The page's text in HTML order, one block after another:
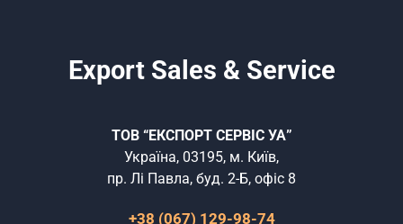
Export Sales & Service
ТОВ “ЕКСПОРТ СЕРВІС УА”
Україна, 03195, м. Київ,
пр. Лі Павла, буд. 2-Б, офіс 8
+38 (067) 129-98-74